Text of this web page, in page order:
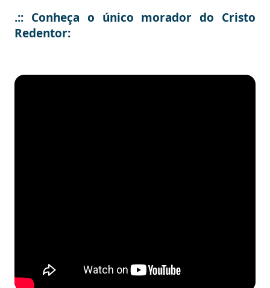
.:: Conheça o único morador do Cristo
Redentor: